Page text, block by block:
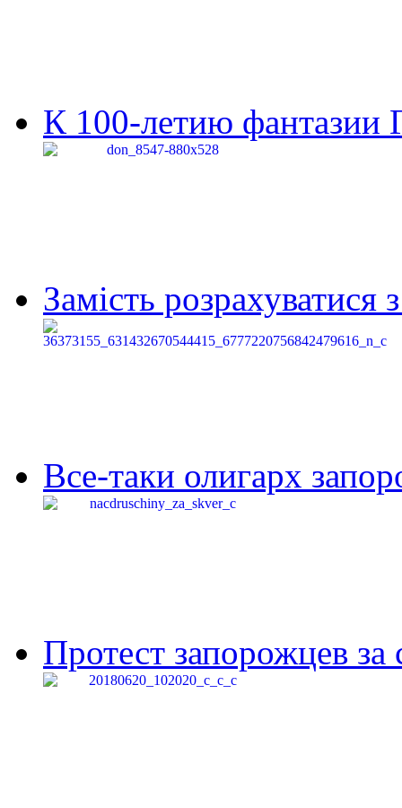
К 100-летию фантазии
Замість
Все-таки олигарх
Протест запорожцев за